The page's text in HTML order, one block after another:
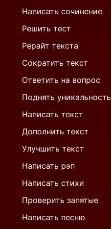
Написать сочинение
Решить тест
Рерайт текста
Сократить текст
Ответить на вопрос
Поднять уникальность
Написать текст
Дополнить текст
Улучшить текст
Написать рэп
Написать стихи
Проверить запятые
Написать песню